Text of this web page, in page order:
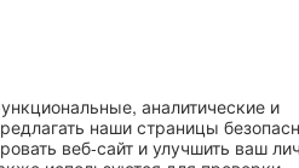
nemački na nivou A1
ili zakazivanja